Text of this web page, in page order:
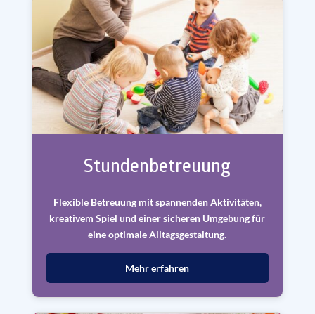
Stundenbetreuung
Flexible Betreuung mit spannenden Aktivitäten,
kreativem Spiel und einer sicheren Umgebung für
eine optimale Alltagsgestaltung.
Mehr erfahren